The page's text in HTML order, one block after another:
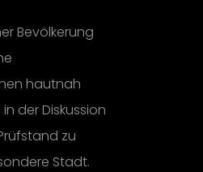
Bevölkerung
hautnah
der Diskussion
zu
Stadt.